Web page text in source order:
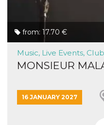
from: 17.70 €
Music, Live Events,
MONSIEUR
16 JANUARY 2027